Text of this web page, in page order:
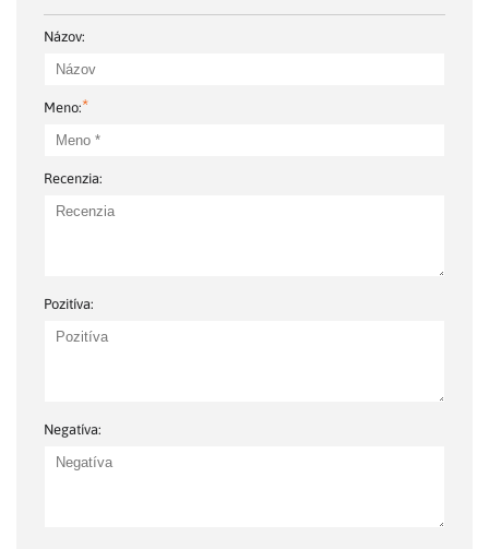
Názov:
Meno:*
Recenzia:
Pozitíva:
Negatíva: